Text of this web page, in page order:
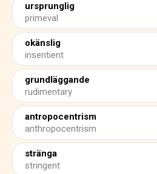
ursprunglig
primeval
okänslig
insentient
grundläggande
rudimentary
antropocentrism
anthropocentrism
stränga
stringent